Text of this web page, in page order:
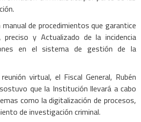
de procedimientos que garantice
y Actualizado de la incidencia
en el sistema de gestión de la
virtual, el Fiscal General, Rubén
que la Institución llevará a cabo
como la digitalización de procesos,
de investigación criminal.